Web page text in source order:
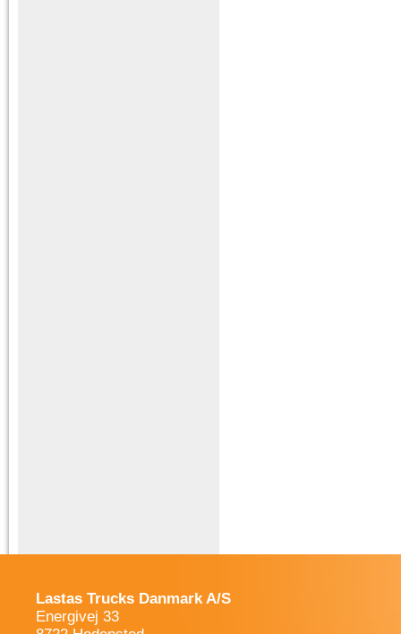
Lastas Trucks Danmark A/S
Energivej 33